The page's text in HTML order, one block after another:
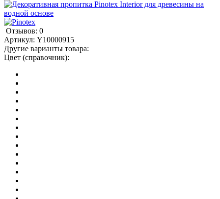
Отзывов: 0
Артикул: Y10000915
Другие варианты товара:
Цвет (справочник):